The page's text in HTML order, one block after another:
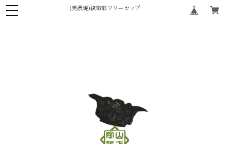
(美濃焼)綾織部フリーカップ